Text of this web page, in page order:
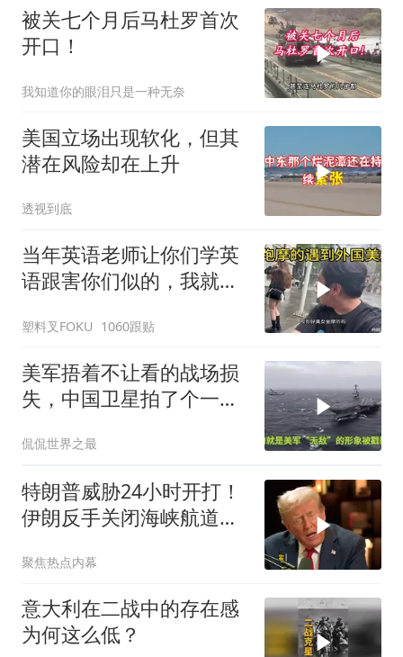
被关七个月后马杜罗首次
开口！
我知道你的眼泪只是一种无奈
美国立场出现软化，但其
潜在风险却在上升
透视到底
当年英语老师让你们学英
语跟害你们似的，我就是
塑料叉FOKU 1060跟贴
美军捂着不让看的战场损
失，中国卫星拍了个一清
侃侃世界之最
特朗普威胁24小时开打！
伊朗反手关闭海峡航道，
聚焦热点内幕
意大利在二战中的存在感
为何这么低？